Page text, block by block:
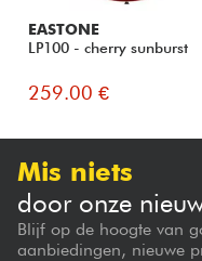
EASTONE
LP100 - cherry sunburst
259.00 €
Mis niets
door onze
Blijf op de hoogte van
aanbiedingen, nieuwe